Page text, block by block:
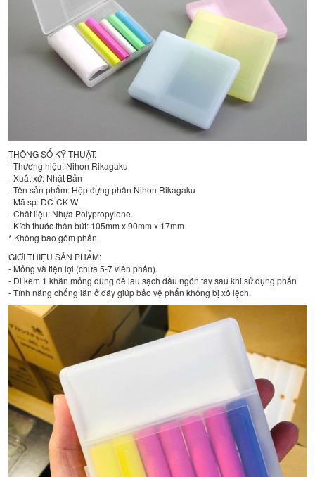
THÔNG SỐ KỸ THUẬT:
- Thương hiệu: Nihon Rikagaku
- Xuất xứ: Nhật Bản
- Tên sản phẩm: Hộp đựng phấn Nihon Rikagaku
- Mã sp: DC-CK-W
- Chất liệu: Nhựa Polypropylene.
- Kích thước thân bút: 105mm x 90mm x 17mm.
* Không bao gồm phấn
GIỚI THIỆU SẢN PHẨM:
- Mỏng và tiện lợi (chứa 5-7 viên phấn).
- Đi kèm 1 khăn mỏng dùng để lau sạch đầu ngón tay sau khi sử dụng phấn
- Tính năng chống lăn ở đáy giúp bảo vệ phấn không bị xô lệch.